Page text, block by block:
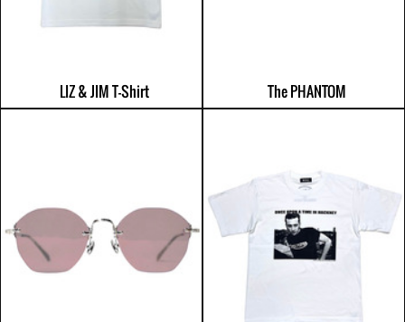
LIZ & JIM T-Shirt The PHANTOM